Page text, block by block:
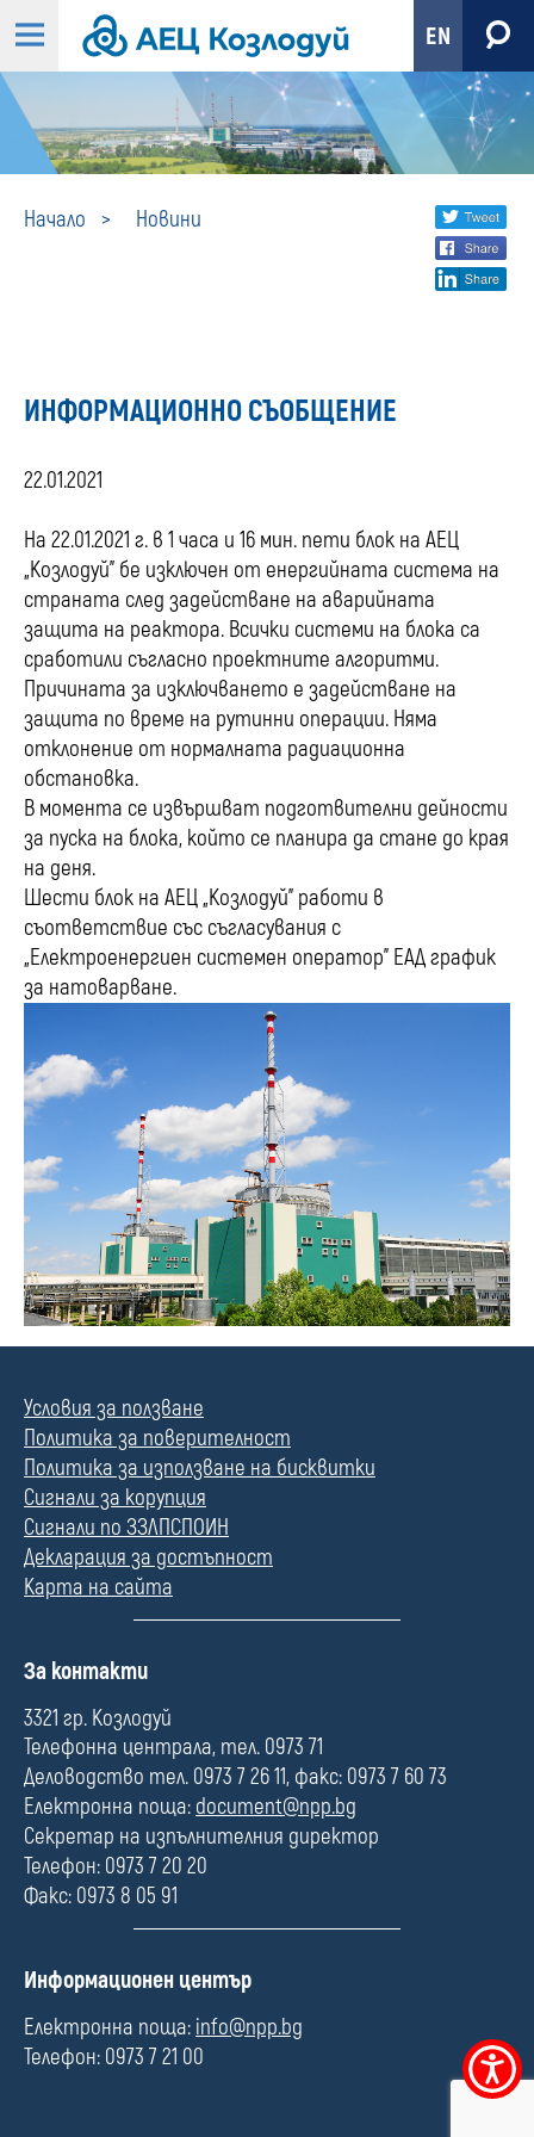
Меню
за
EN
Начало Новини
Share
social
ИНФОРМАЦИОННО СЪОБЩЕНИЕ
22.01.2021
На 22.01.2021 г. в 1 часа и 16 мин. пети блок на АЕЦ
„Козлодуй” бе изключен от енергийната система на
страната след задействане на аварийната
защита на реактора. Всички системи на блока са
сработили съгласно проектните алгоритми.
Причината за изключването е задействане на
защита по време на рутинни операции. Няма
отклонение от нормалната радиационна
обстановка.
В момента се извършват подготвителни дейности
за пуска на блока, който се планира да стане до края
на деня.
Шести блок на АЕЦ „Козлодуй” работи в
съответствие със съгласувания с
„Електроенергиен системен оператор” ЕАД график
за натоварване.
Условия за ползване
Политика за поверителност
Политика за използване на бисквитки
Сигнали за корупция
Сигнали по ЗЗЛПСПОИН
Декларация за достъпност
Карта на сайта
П
л
е
За контакти
3321 гр. Козлодуй
Телефонна централа, тел. 0973 71
Деловодство тел. 0973 7 26 11, факс: 0973 7 60 73
Електронна поща: document@npp.bg
Секретар на изпълнителния директор
Телефон: 0973 7 20 20
Факс: 0973 8 05 91
П
л
е
Информационен център
Електронна поща: info@npp.bg
Телефон: 0973 7 21 00